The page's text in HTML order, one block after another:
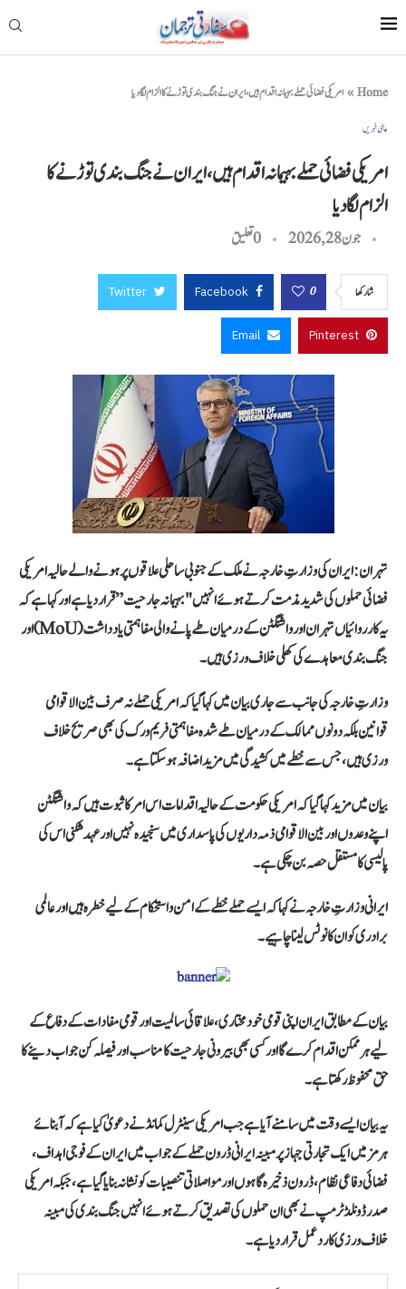
Home
» امریکی فضائی حملے بہیمانہ اقدام ہیں، ایران نے جنگ بندی توڑنے کا الزام لگا دیا
عالمی خبریں
امریکی فضائی حملے بہیمانہ اقدام ہیں، ایران نے جنگ بندی توڑنے کا
الزام لگا دیا
جون 28, 2026 0 تعليق
شاركها 0
Facebook
Twitter
Pinterest
Email
تہران:ایران کی وزارتِ خارجہ نے ملک کے جنوبی ساحلی علاقوں پر ہونے والے حالیہ امریکی
فضائی حملوں کی شدید مذمت کرتے ہوئے انہیں "بہیمانہ جارحیت” قرار دیا ہے اور کہا ہے کہ
یہ کارروائیاں تہران اور واشنگٹن کے درمیان طے پانے والی مفاہمتی یادداشت (MoU) اور
جنگ بندی معاہدے کی کھلی خلاف ورزی ہیں۔
وزارتِ خارجہ کی جانب سے جاری بیان میں کہا گیا کہ امریکی حملے نہ صرف بین الاقوامی
قوانین بلکہ دونوں ممالک کے درمیان طے شدہ مفاہمتی فریم ورک کی بھی صریح خلاف
ورزی ہیں، جس سے خطے میں کشیدگی میں مزید اضافہ ہو سکتا ہے۔
بیان میں مزید کہا گیا کہ امریکی حکومت کے حالیہ اقدامات اس امر کا ثبوت ہیں کہ واشنگٹن
اپنے وعدوں اور بین الاقوامی ذمہ داریوں کی پاسداری میں سنجیدہ نہیں اور عہد شکنی اس کی
پالیسی کا مستقل حصہ بن چکی ہے۔
ایرانی وزارتِ خارجہ نے کہا کہ ایسے حملے خطے کے امن و استحکام کے لیے خطرہ ہیں اور عالمی
برادری کو ان کا نوٹس لینا چاہیے۔
بیان کے مطابق ایران اپنی قومی خودمختاری، علاقائی سالمیت اور قومی مفادات کے دفاع کے
لیے ہر ممکن اقدام کرے گا اور کسی بھی بیرونی جارحیت کا مناسب اور فیصلہ کن جواب دینے کا
حق محفوظ رکھتا ہے۔
یہ بیان ایسے وقت میں سامنے آیا ہے جب امریکی سینٹرل کمانڈ نے دعویٰ کیا ہے کہ آبنائے
ہرمز میں ایک تجارتی جہاز پر مبینہ ایرانی ڈرون حملے کے جواب میں ایران کے فوجی اہداف،
فضائی دفاعی نظام، ڈرون ذخیرہ گاہوں اور مواصلاتی تنصیبات کو نشانہ بنایا گیا ہے، جبکہ امریکی
صدر ڈونلڈ ٹرمپ نے بھی ان حملوں کی تصدیق کرتے ہوئے انہیں جنگ بندی کی مبینہ
خلاف ورزی کا ردعمل قرار دیا ہے۔